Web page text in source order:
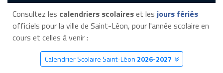
Consultez les calendriers scolaireset les jours fériés
officiels pour la ville de Saint-Léon, pour l'année scolaire en
cours et celles à venir :
Calendrier Scolaire Saint-Léon 2026-2027